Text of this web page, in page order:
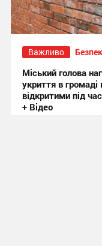
Важливо
Міський голова
укриття в
відкритими під
+ Відео